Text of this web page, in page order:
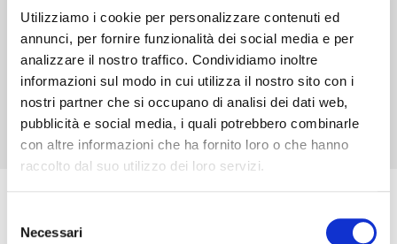
Utilizziamo i cookie per personalizzare contenuti ed
annunci, per fornire funzionalità dei social media e per
analizzare il nostro traffico. Condividiamo inoltre
informazioni sul modo in cui utilizza il nostro sito con i
nostri partner che si occupano di analisi dei dati web,
pubblicità e social media, i quali potrebbero combinarle
con altre informazioni che ha fornito loro o che hanno
raccolto dal suo utilizzo dei loro servizi.
delNecessari
SPELEOS
La tua prima esplorazione